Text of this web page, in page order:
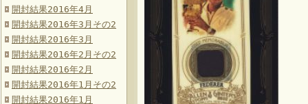
開封結果2016年4月
開封結果2016年3月その2
開封結果2016年3月
開封結果2016年2月その2
開封結果2016年2月
開封結果2016年1月その2
開封結果2016年1月